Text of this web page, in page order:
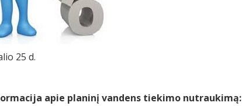
25 d.
apie planinį vandens tiekimo nutraukimą: